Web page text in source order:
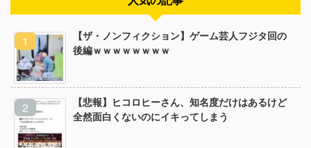
【ザ・ノンフィクション】ゲーム芸人フジタ回の
後編ｗｗｗｗｗｗｗｗ
【悲報】ヒコロヒーさん、知名度だけはあるけど
全然面白くないのにイキってしまう